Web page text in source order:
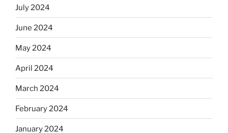
July 2024
June 2024
May 2024
April 2024
March 2024
February 2024
January 2024